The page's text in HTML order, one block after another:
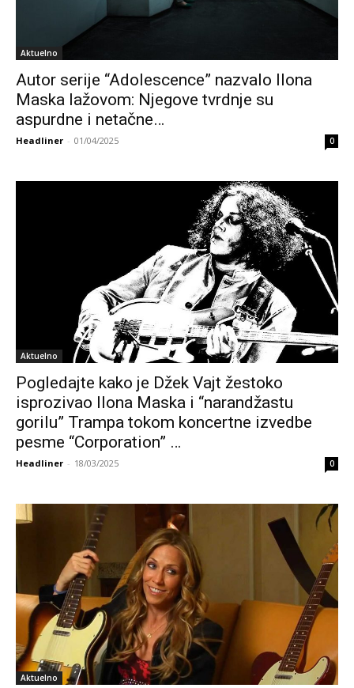
Aktuelno
Autor serije “Adolescence” nazvalo Ilona
Maska lažovom: Njegove tvrdnje su
aspurdne i netačne…
Headliner - 01/04/2025 0
Aktuelno
Pogledajte kako je Džek Vajt žestoko
isprozivao Ilona Maska i “narandžastu
gorilu” Trampa tokom koncertne izvedbe
pesme “Corporation” …
Headliner - 18/03/2025 0
Aktuelno